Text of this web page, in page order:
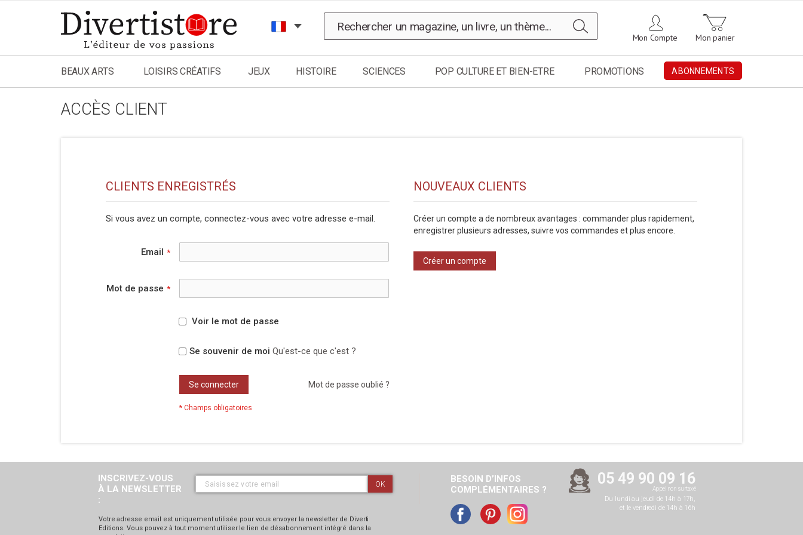
au
contenu
Mon panier
Mon Compte
BEAUX ARTS LOISIRS CRÉATIFS JEUX HISTOIRE SCIENCES POP CULTURE ET BIEN-ETRE PROMOTIONS ABONNEMENTS
ACCÈS CLIENT
CLIENTS ENREGISTRÉS
Si vous avez un compte, connectez-vous avec votre adresse e-mail.
Email
Mot de passe
Voir le mot de passe
Se souvenir de moi Qu'est-ce que c'est ?
Se connecter Mot de passe oublié ?
NOUVEAUX CLIENTS
Créer un compte a de nombreux avantages : commander plus rapidement,
enregistrer plusieurs adresses, suivre vos commandes et plus encore.
Créer un compte
INSCRIVEZ-VOUS
À LA NEWSLETTER
:
OK
Votre adresse email est uniquement utilisée pour vous envoyer la newsletter de Diverti
Editions. Vous pouvez à tout moment utiliser le lien de désabonnement intégré dans la
BESOIN D’INFOS
COMPLÉMENTAIRES ?
05 49 90 09 16
Appel non surtaxé
Du lundi au jeudi de 14h à 17h,
et le vendredi de 14h à 16h